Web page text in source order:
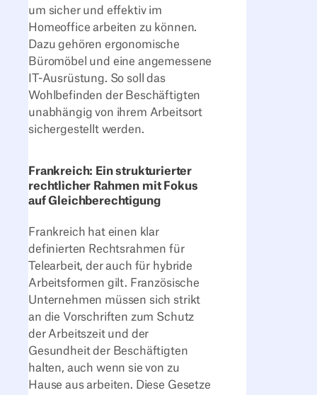
um sicher und effektiv im
Homeoffice arbeiten zu können.
Dazu gehören ergonomische
Büromöbel und eine angemessene
IT-Ausrüstung. So soll das
Wohlbefinden der Beschäftigten
unabhängig von ihrem Arbeitsort
sichergestellt werden.
Frankreich: Ein strukturierter
rechtlicher Rahmen mit Fokus
auf Gleichberechtigung
Frankreich hat einen klar
definierten Rechtsrahmen für
Telearbeit, der auch für hybride
Arbeitsformen gilt. Französische
Unternehmen müssen sich strikt
an die Vorschriften zum Schutz
der Arbeitszeit und der
Gesundheit der Beschäftigten
halten, auch wenn sie von zu
Hause aus arbeiten. Diese Gesetze